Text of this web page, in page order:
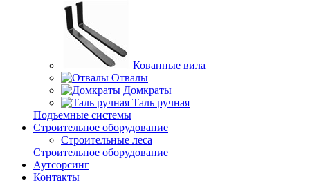
Кованные вила
Отвалы
Домкраты
Таль ручная
Подъемные системы
Строительное оборудование
Строительные леса
Строительное оборудование
Аутсорсинг
Контакты